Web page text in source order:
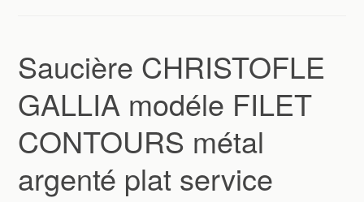
Saucière CHRISTOFLE
GALLIA modéle FILET
CONTOURS métal
argenté plat service